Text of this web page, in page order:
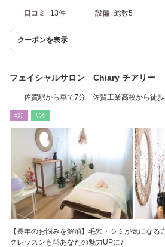
口コミ 13件 設備 総数5
クーポンを表示
フェイシャルサロン Chiary チアリー
佐賀駅から車で7分 佐賀工業高校から徒
ｴｽﾃ ﾘﾗｸ
【長年のお悩みを解消】毛穴・シミが気になる
クレッスンも◎あなたの魅力UPに♪